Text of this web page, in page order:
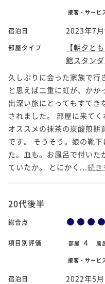
接客・サービ
宿泊日 2023年7
部屋タイプ
【朝夕と
館スタン
久しぶりに会った家族で行
と思えば二重に虹が、か
出深い旅にとってもすてき
されました。 部屋に来て
オススメの抹茶の炭酸煎餅
です。 そうそう。娘の靴
た。血も。お風呂で付いた
ていたか。 とにかく... 続き
20代後半
総合点
項目別評価 部屋 4 風
接客・サービ
宿泊日 2022年5